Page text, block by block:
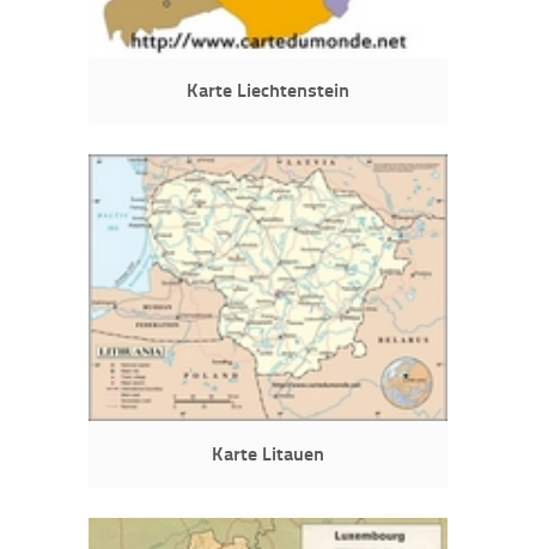
Karte Liechtenstein
Karte Litauen